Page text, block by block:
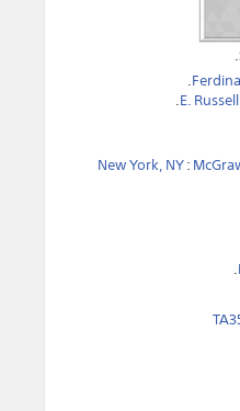
.
E.
.
New York, NY:
.